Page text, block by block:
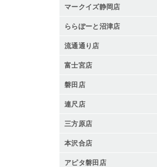
マークイズ静岡店
ららぽーと沼津店
流通通り店
富士宮店
磐田店
連尺店
三方原店
本沢合店
アピタ磐田店